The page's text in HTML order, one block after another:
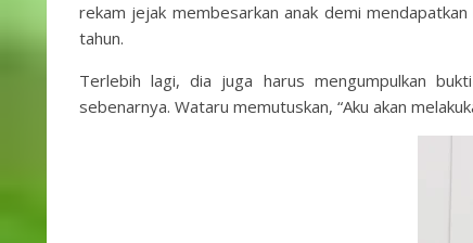
rekam jejak membesarkan anak demi
tahun.
Terlebih lagi, dia juga harus mengumpulkan
sebenarnya. Wataru memutuskan, “Aku akan